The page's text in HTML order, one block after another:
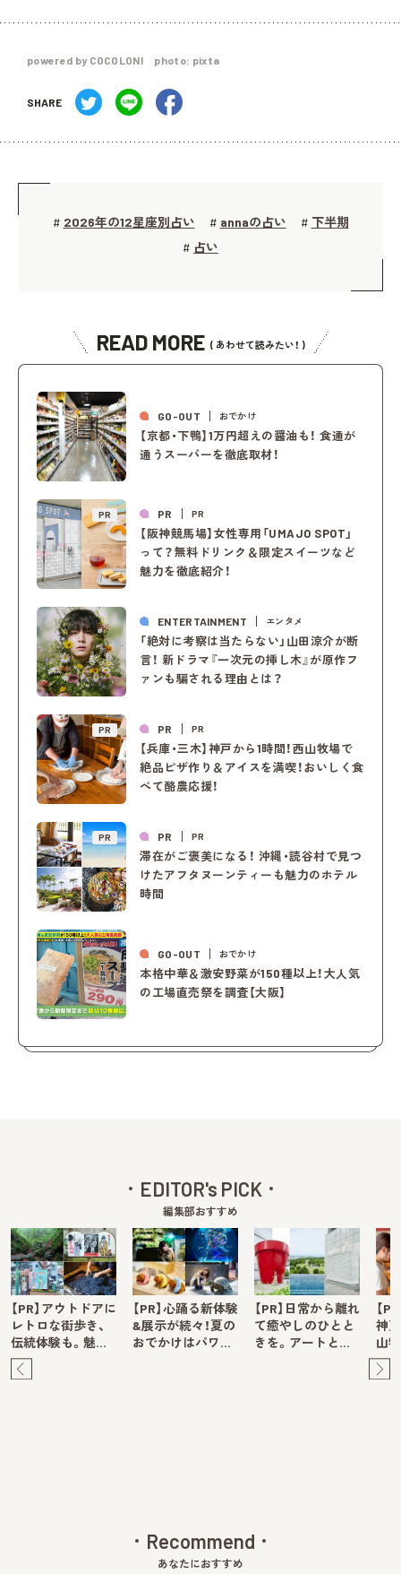
powered by COCOLONI photo: pixta
SHARE
# 2026年の12星座別占い # annaの占い # 下半期
# 占い
READ MORE ( あわせて読みたい！ )
GO-OUT おでかけ
【京都・下鴨】1万円超えの醤油も！ 食通が
通うスーパーを徹底取材！
PR PR PR
【阪神競馬場】女性専用「UMAJO SPOT」
って？無料ドリンク＆限定スイーツなど
魅力を徹底紹介！
ENTERTAINMENT エンタメ
「絶対に考察は当たらない」山田涼介が断
言！ 新ドラマ『一次元の挿し木』が原作フ
ァンも騙される理由とは？
PR PR PR
【兵庫・三木】神戸から1時間！西山牧場で
絶品ピザ作り＆アイスを満喫！おいしく食
べて酪農応援！
PR PR PR
滞在がご褒美になる！ 沖縄・読谷村で見つ
けたアフタヌーンティーも魅力のホテル
時間
GO-OUT おでかけ
本格中華＆激安野菜が150種以上！大人気
の工場直売祭を調査【大阪】
EDITOR's PICK
編集部おすすめ
【PR】アウトドアに
レトロな街歩き、
伝統体験も。魅…
【PR】心踊る新体験
&展示が続々！夏の
おでかけはパワ…
【PR】日常から離れ
て癒やしのひとと
きを。アートと…
【
神
山
Recommend
あなたにおすすめ